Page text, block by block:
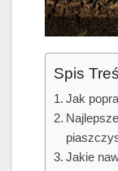
Spis
Jak
Jakie